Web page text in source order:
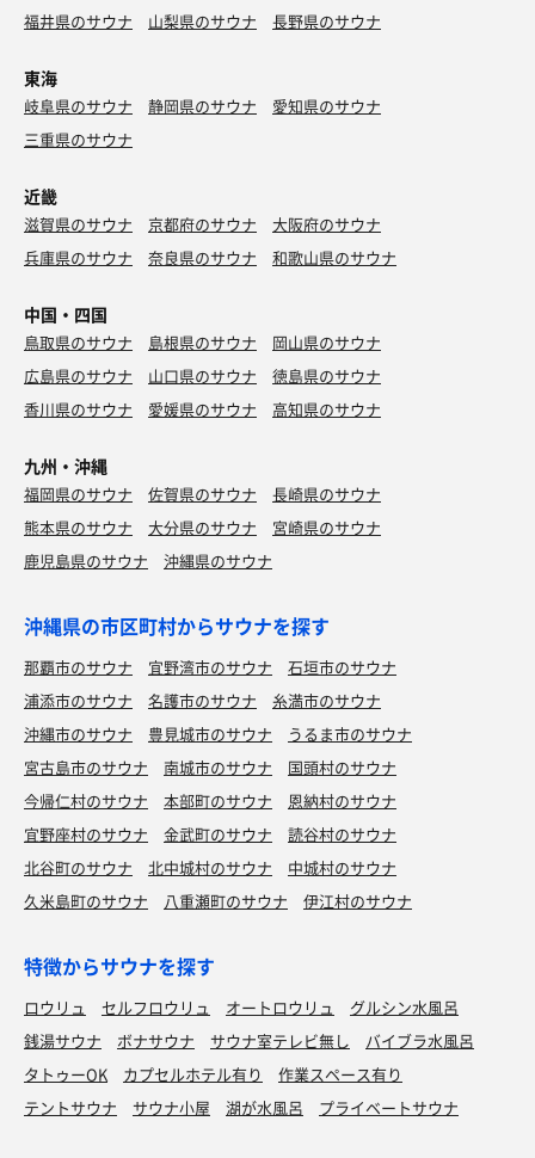
福井県のサウナ
山梨県のサウナ 長野県のサウナ
東海
岐阜県のサウナ 静岡県のサウナ
愛知県のサウナ
三重県のサウナ
近畿
滋賀県のサウナ 京都府のサウナ
大阪府のサウナ
兵庫県のサウナ
奈良県のサウナ 和歌山県のサウナ
中国・四国
鳥取県のサウナ 島根県のサウナ
岡山県のサウナ
広島県のサウナ
山口県のサウナ
徳島県のサウナ
香川県のサウナ
愛媛県のサウナ 高知県のサウナ
九州・沖縄
福岡県のサウナ 佐賀県のサウナ
長崎県のサウナ
熊本県のサウナ
大分県のサウナ
宮崎県のサウナ
鹿児島県のサウナ
沖縄県のサウナ
沖縄県の市区町村からサウナを探す
那覇市のサウナ 宜野湾市のサウナ
石垣市のサウナ
浦添市のサウナ
名護市のサウナ
糸満市のサウナ
沖縄市のサウナ
豊見城市のサウナ
うるま市のサウナ
宮古島市のサウナ
南城市のサウナ
国頭村のサウナ
今帰仁村のサウナ
本部町のサウナ
恩納村のサウナ
宜野座村のサウナ
金武町のサウナ
読谷村のサウナ
北谷町のサウナ
北中城村のサウナ
中城村のサウナ
久米島町のサウナ
八重瀬町のサウナ 伊江村のサウナ
特徴からサウナを探す
ロウリュ セルフロウリュ オートロウリュ
グルシン水風呂
銭湯サウナ
ボナサウナ サウナ室テレビ無し
バイブラ水風呂
タトゥーOK
カプセルホテル有り
作業スペース有り
テントサウナ
サウナ小屋 湖が水風呂 プライベートサウナ